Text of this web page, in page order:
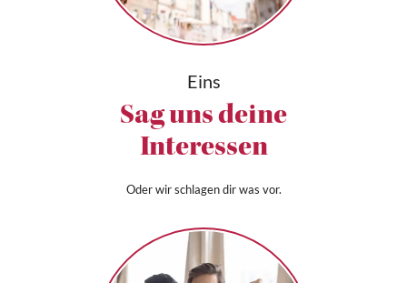
Eins
Sag uns deine
Interessen
Oder wir schlagen dir was vor.